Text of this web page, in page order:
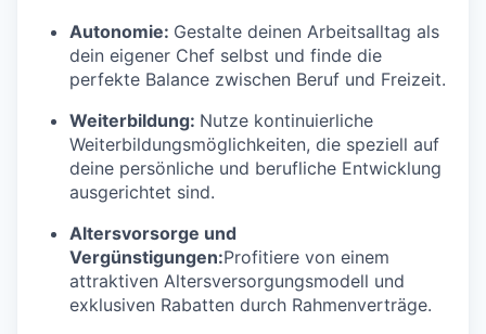
Autonomie: Gestalte deinen Arbeitsalltag als
dein eigener Chef selbst und finde die
perfekte Balance zwischen Beruf und Freizeit.
Weiterbildung: Nutze kontinuierliche
Weiterbildungsmöglichkeiten, die speziell auf
deine persönliche und berufliche Entwicklung
ausgerichtet sind.
Altersvorsorge und
Vergünstigungen:Profitiere von einem
attraktiven Altersversorgungsmodell und
exklusiven Rabatten durch Rahmenverträge.